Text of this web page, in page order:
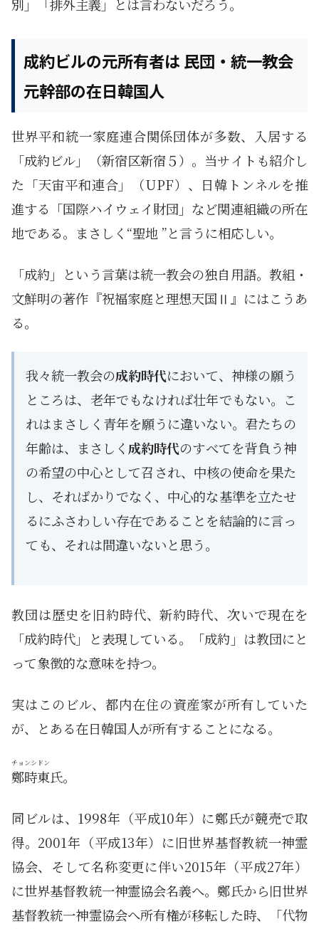
別」「排外主義」とは言わないだろう。
成約ビルの元所有者は 民団・統一教会
元幹部の在日韓国人
世界平和統一家庭連合関係団体が多数、入居する
「成約ビル」（新宿区新宿５）。当サイトも紹介し
た「天宙平和連合」（UPF）、日韓トンネルを推
進する「国際ハイウェイ財団」など関連組織の所在
地である。まさしく“聖地 ”と言うに相応しい。
「成約」という言葉は統一教会の独自用語。教組・
文鮮明の著作『祝福家庭と理想天国Ⅱ』にはこうあ
る。
我々統一教会の成約時代において、神様の願う
ところは、老年でもなければ壮年でもない。こ
れはまさしく青年を願うに違いない。君たちの
年齢は、まさしく 成約時代のすべてを背負う神
の希望の中心として召され、中核の使命を果た
し、そればかりでなく、中心的な基準を立たせ
るにふさわしい存在であることを結論的に言っ
ても、それは間違いないと思う。
教団は歴史を旧約時代、新約時代、次いで現在を
「成約時代」と表現している。「成約」は教団にと
って象徴的な意味を持つ。
実はこのビル、都内在住の資産家が所有していた
が、とある在日韓国人が所有することになる。
鄭時東
チョンシドン
氏。
同ビルは、1998年（平成10年）に鄭氏が競売で取
得。2001年（平成13年）に旧世界基督教統一神霊
協会、そして名称変更に伴い2015年（平成27年）
に世界基督教統一神霊協会名義へ。鄭氏から旧世界
基督教統一神霊協会へ所有権が移転した時、「代物